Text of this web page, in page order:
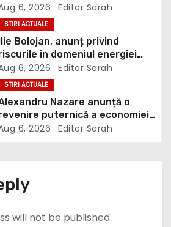
6, 2026 Editor Sarah
STIRI ACTUALE
Bolojan, anunț privind
în domeniul energiei
Ce a decis Guvernul
6, 2026 Editor Sarah
STIRI ACTUALE
Nazare anunță o
puternică a economiei
2027: Inflația va scădea,
6, 2026 Editor Sarah
will not be published.